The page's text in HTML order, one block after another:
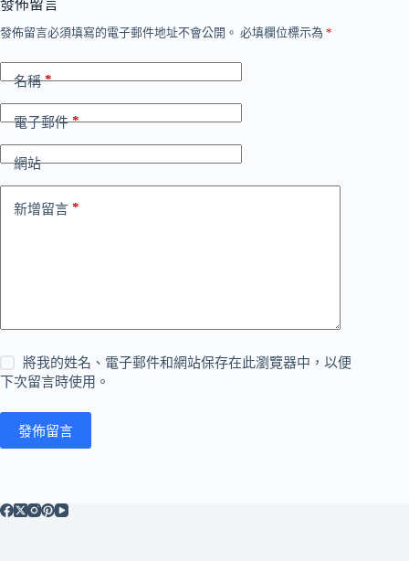
發佈留言
發佈留言必須填寫的電子郵件地址不會公開。 必填欄位標示為 *
名稱*
電子郵件*
網站
新增留言 *
將我的姓名、電子郵件和網站保存在此瀏覽器中，以便
下次留言時使用。
發佈留言